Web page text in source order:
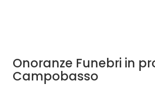
Onoranze Funebri in
Campobasso